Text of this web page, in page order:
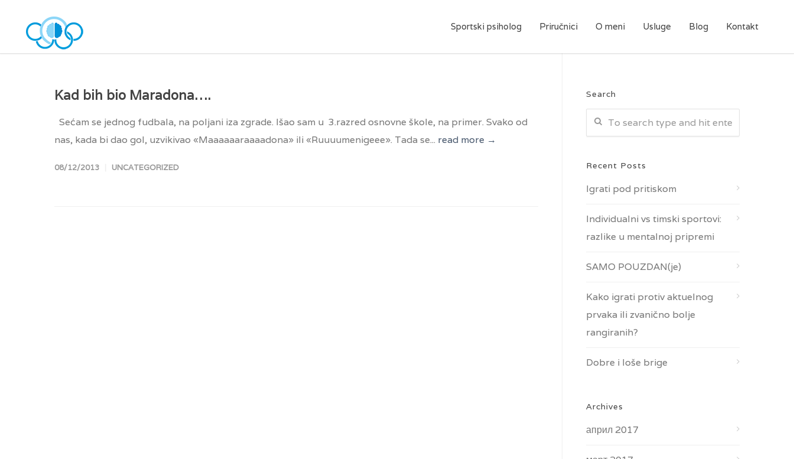
Sportski psiholog Priručnici O meni Usluge Blog Kontakt
Kad bih bio Maradona….
Sećam se jednog fudbala, na poljani iza zgrade. Išao sam u 3.razred osnovne škole, na primer. Svako od
nas, kada bi dao gol, uzvikivao «Maaaaaaraaaadona» ili «Ruuuumenigeee». Tada se... read more →
08/12/2013 UNCATEGORIZED
Search
Recent Posts
Igrati pod pritiskom
Individualni vs timski sportovi:
razlike u mentalnoj pripremi
SAMO POUZDAN(je)
Kako igrati protiv aktuelnog
prvaka ili zvanično bolje
rangiranih?
Dobre i loše brige
Archives
април 2017